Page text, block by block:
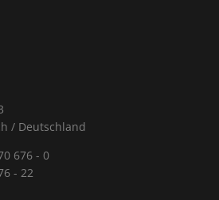
/ Deutschland
676 - 0
- 22